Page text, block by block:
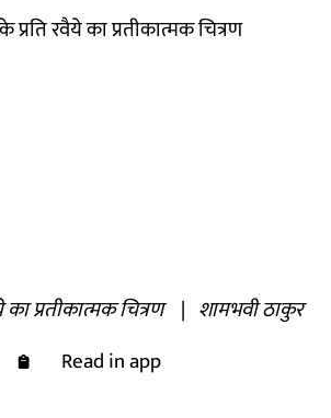
का प्रतीकात्मक चित्रण | शामभवी ठाकुर
Read in app